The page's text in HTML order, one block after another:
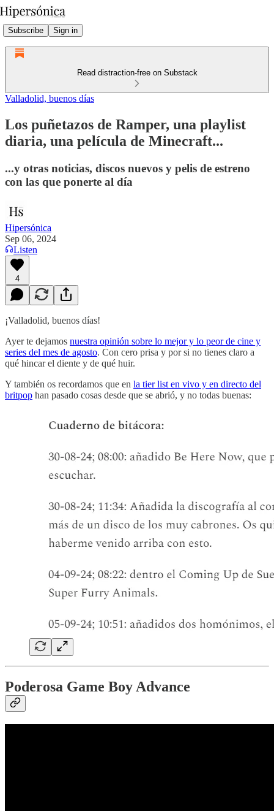
Subscribe Sign in
Read distraction-free on Substack
Valladolid, buenos días
Los puñetazos de Ramper, una playlist
diaria, una película de Minecraft...
...y otras noticias, discos nuevos y pelis de estreno
con las que ponerte al día
Hipersónica
Sep 06, 2024
Listen
4
¡Valladolid, buenos días!
Ayer te dejamos nuestra opinión sobre lo mejor y lo peor de cine y
series del mes de agosto. Con cero prisa y por si no tienes claro a
qué hincar el diente y de qué huir.
Y también os recordamos que en la tier list en vivo y en directo del
britpop han pasado cosas desde que se abrió, y no todas buenas:
Poderosa Game Boy Advance